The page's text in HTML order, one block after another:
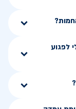
לפגוע